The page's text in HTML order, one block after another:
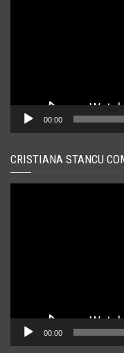
00:00
CRISTIANA STANCU
00:00